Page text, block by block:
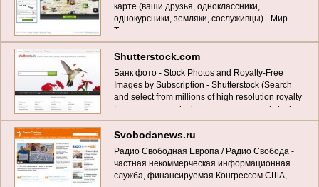
карте (ваши друзья, одноклассники,
однокурсники, земляки, сослуживцы) - Мир
Тесен
Shutterstock.com
Банк фото - Stock Photos and Royalty-Free
Images by Subscription - Shutterstock (Search
and select from millions of high resolution royalty
free images, stock photos, vector art, and stock
photography)
Svobodanews.ru
Радио Свободная Европа / Радио Свобода -
частная некоммерческая информационная
служба, финансируемая Конгрессом США,